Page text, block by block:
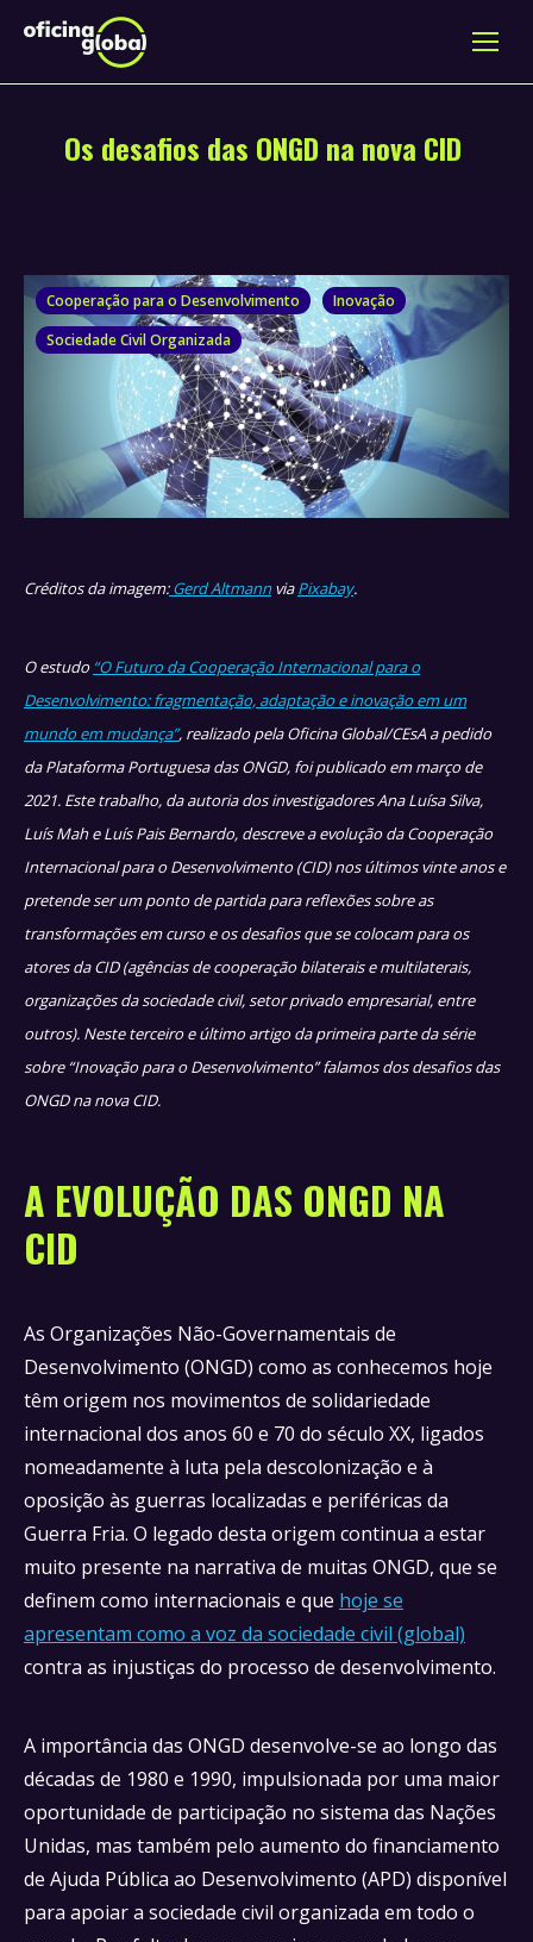
Os desafios das ONGD na nova CID
Cooperação para o Desenvolvimento
Inovação
Sociedade Civil Organizada
Créditos da imagem:Gerd AltmannviaPixabay.
O estudo “O Futuro da Cooperação Internacional para o
Desenvolvimento: fragmentação, adaptação e inovação em um
mundo em mudança”, realizado pela Oficina Global/CEsA a pedido
da Plataforma Portuguesa das ONGD, foi publicado em março de
2021. Este trabalho, da autoria dos investigadores Ana Luísa Silva,
Luís Mah e Luís Pais Bernardo, descreve a evolução da Cooperação
Internacional para o Desenvolvimento (CID) nos últimos vinte anos e
pretende ser um ponto de partida para reflexões sobre as
transformações em curso e os desafios que se colocam para os
atores da CID (agências de cooperação bilaterais e multilaterais,
organizações da sociedade civil, setor privado empresarial, entre
outros). Neste terceiro e último artigo da primeira parte da série
sobre “Inovação para o Desenvolvimento” falamos dos desafios das
ONGD na nova CID.
A EVOLUÇÃO DAS ONGD NA
CID
As Organizações Não-Governamentais de
Desenvolvimento (ONGD) como as conhecemos hoje
têm origem nos movimentos de solidariedade
internacional dos anos 60 e 70 do século XX, ligados
nomeadamente à luta pela descolonização e à
oposição às guerras localizadas e periféricas da
Guerra Fria. O legado desta origem continua a estar
muito presente na narrativa de muitas ONGD, que se
definem como internacionais e que hoje se
apresentam como a voz da sociedade civil (global)
contra as injustiças do processo de desenvolvimento.
A importância das ONGD desenvolve-se ao longo das
décadas de 1980 e 1990, impulsionada por uma maior
oportunidade de participação no sistema das Nações
Unidas, mas também pelo aumento do financiamento
de Ajuda Pública ao Desenvolvimento (APD) disponível
para apoiar a sociedade civil organizada em todo o